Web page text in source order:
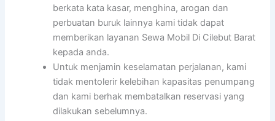
berkata kata kasar, menghina, arogan dan
perbuatan buruk lainnya kami tidak dapat
memberikan layanan Sewa Mobil Di Cilebut Barat
kepada anda.
Untuk menjamin keselamatan perjalanan, kami
tidak mentolerir kelebihan kapasitas penumpang
dan kami berhak membatalkan reservasi yang
dilakukan sebelumnya.